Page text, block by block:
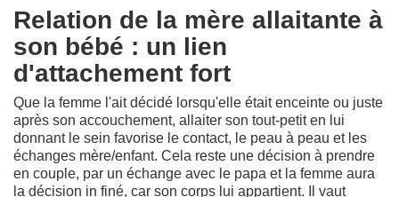
Relation de la mère allaitante à
son bébé : un lien
d'attachement fort
Que la femme l'ait décidé lorsqu'elle était enceinte ou juste
après son accouchement, allaiter son tout-petit en lui
donnant le sein favorise le contact, le peau à peau et les
échanges mère/enfant. Cela reste une décision à prendre
en couple, par un échange avec le papa et la femme aura
la décision in finé, car son corps lui appartient. Il vaut